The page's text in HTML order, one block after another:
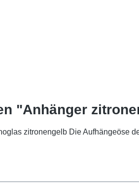
"Anhänger
zitronengelb Die Aufhängeöse